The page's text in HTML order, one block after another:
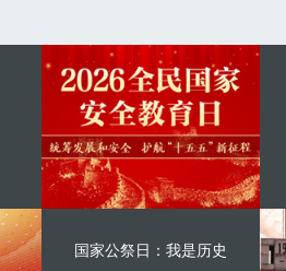
国家公祭日：我是历史